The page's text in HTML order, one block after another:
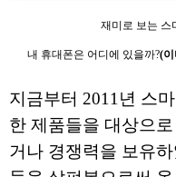
재미로 보는 스
내 휴대폰은 어디에 있을까?(
지금부터 2011년 스
한 제품들을 대상으
거나 경쟁력을 보유